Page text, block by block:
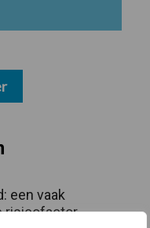
een vaak
risicofactor